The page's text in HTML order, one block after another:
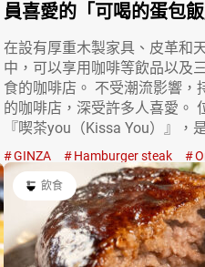
員喜愛的「可喝的蛋包飯
在設有厚重木製家具、皮革和
中，可以享用咖啡等飲品以及
食的咖啡店。 不受潮流影響，
的咖啡店，深受許多人喜愛。
『喫茶you（Kissa You）』，
GINZA Hamburger steak
飲食